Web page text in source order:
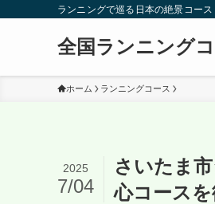
ランニングで巡る日本の絶景コース
全国ランニング
ホーム ランニングコース
さいたま
心コース
2025
7/04